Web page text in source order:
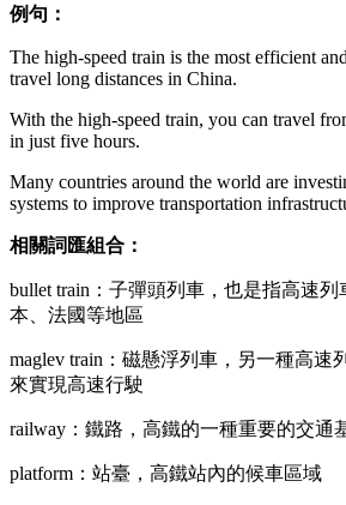
例句：
The high-speed train is the most efficient
travel long distances in China.
With the high-speed train, you can travel
in just five hours.
Many countries around the world are
systems to improve transportation
相關詞匯組合：
bullet train：子彈頭列車，也是指高速列
本、法國等地區
maglev train：磁懸浮列車，另一種高速
來實現高速行駛
railway：鐵路，高鐵的一種重要的交通
platform：站臺，高鐵站內的候車區域